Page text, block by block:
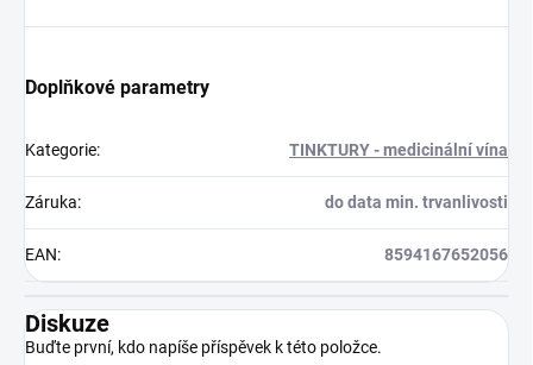
Doplňkové parametry
Kategorie: TINKTURY - medicinální vína
Záruka: do data min. trvanlivosti
EAN: 8594167652056
Diskuze
Buďte první, kdo napíše příspěvek k této položce.